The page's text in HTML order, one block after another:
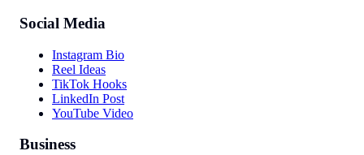
Social Media
Instagram Bio
Reel Ideas
TikTok Hooks
LinkedIn Post
YouTube Video
Business